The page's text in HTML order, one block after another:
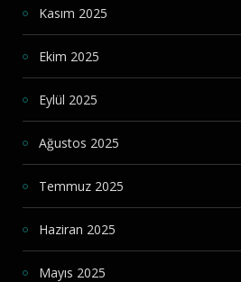
Kasım 2025
Ekim 2025
Eylül 2025
Ağustos 2025
Temmuz 2025
Haziran 2025
Mayıs 2025